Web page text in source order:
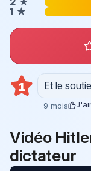
1 ★
1 Et le
9 mois
Vidéo
dictateur